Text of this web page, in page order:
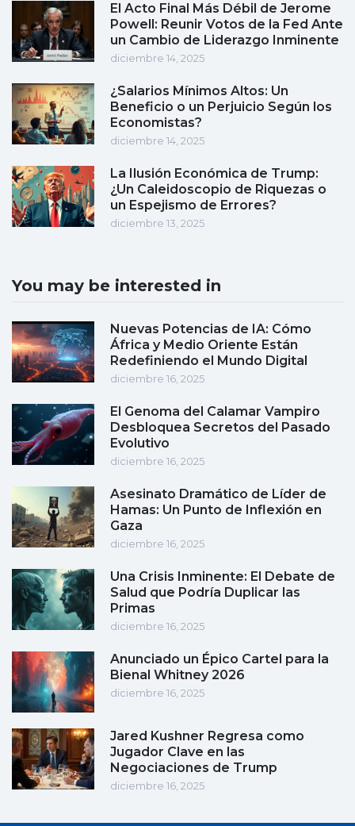
El Acto Final Más Débil de Jerome
Powell: Reunir Votos de la Fed Ante
un Cambio de Liderazgo Inminente
diciembre 14, 2025
¿Salarios Mínimos Altos: Un
Beneficio o un Perjuicio Según los
Economistas?
diciembre 14, 2025
La Ilusión Económica de Trump:
¿Un Caleidoscopio de Riquezas o
un Espejismo de Errores?
diciembre 13, 2025
You may be interested in
Nuevas Potencias de IA: Cómo
África y Medio Oriente Están
Redefiniendo el Mundo Digital
diciembre 16, 2025
El Genoma del Calamar Vampiro
Desbloquea Secretos del Pasado
Evolutivo
diciembre 16, 2025
Asesinato Dramático de Líder de
Hamas: Un Punto de Inflexión en
Gaza
diciembre 16, 2025
Una Crisis Inminente: El Debate de
Salud que Podría Duplicar las
Primas
diciembre 16, 2025
Anunciado un Épico Cartel para la
Bienal Whitney 2026
diciembre 16, 2025
Jared Kushner Regresa como
Jugador Clave en las
Negociaciones de Trump
diciembre 16, 2025